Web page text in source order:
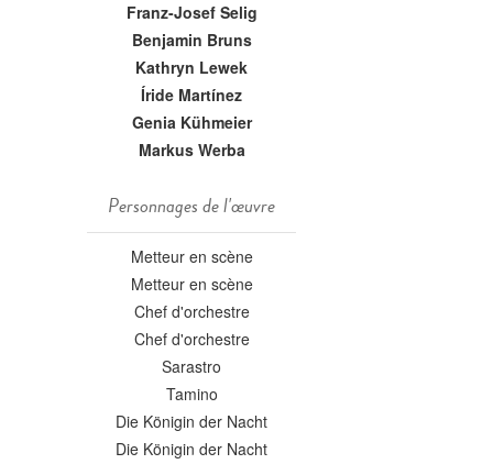
Franz-Josef Selig
Benjamin Bruns
Kathryn Lewek
Íride Martínez
Genia Kühmeier
Markus Werba
Personnages de l'œuvre
Metteur en scène
Metteur en scène
Chef d'orchestre
Chef d'orchestre
Sarastro
Tamino
Die Königin der Nacht
Die Königin der Nacht